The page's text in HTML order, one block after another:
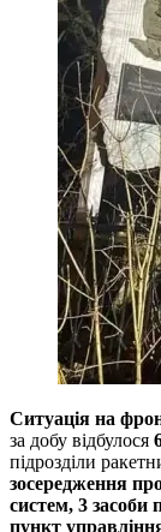
Ситуація на
за добу відбулося
підрозділи
зосередження
систем, 3 засоби
пункт